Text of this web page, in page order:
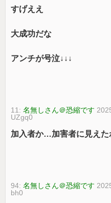
すげええ
大成功だな
アンチが号泣↓↓↓
11:名無しさん＠恐縮です
UZgq0
加入者か…加害者に見えた
94:名無しさん＠恐縮です
bh0